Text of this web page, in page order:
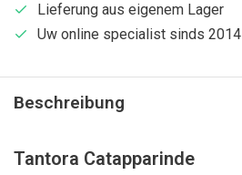
Lieferung aus eigenem Lager
Uw online specialist sinds 2014
Beschreibung
Tantora Catapparinde